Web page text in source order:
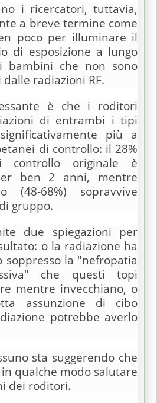
i ricercatori, tuttavia,
a breve termine come
poco per illuminare il
di esposizione a lungo
bambini che non sono
radiazioni RF.
è che i roditori
di entrambi i tipi
più a
di controllo: il 28%
controllo originale è
ben 2 anni, mentre
68%) sopravvive
gruppo.
due spiegazioni per
o la radiazione ha
soppresso la "nefropatia
che questi topi
mentre invecchiano, o
assunzione di cibo
potrebbe averlo
sta suggerendo che
qualche modo salutare
dei roditori.